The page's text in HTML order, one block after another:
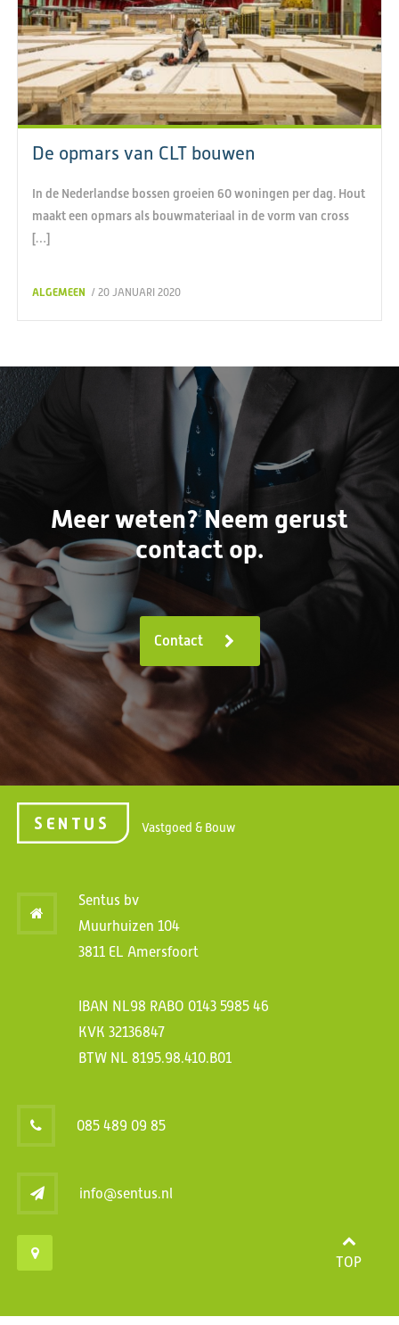
De opmars van CLT bouwen
In de Nederlandse bossen groeien 60 woningen per dag. Hout
maakt een opmars als bouwmateriaal in de vorm van cross
[…]
ALGEMEEN / 20 JANUARI 2020
Meer weten? Neem gerust
contact op.
Contact
Vastgoed & Bouw
Sentus bv
Muurhuizen 104
3811 EL Amersfoort
IBAN NL98 RABO 0143 5985 46
KVK 32136847
BTW NL 8195.98.410.B01
085 489 09 85
info@sentus.nl
TOP